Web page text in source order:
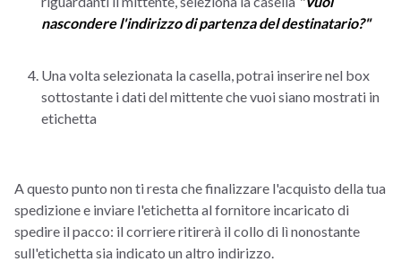
nascondere l'indirizzo di partenza del destinatario?"
Una volta selezionata la casella, potrai inserire nel box
sottostante i dati del mittente che vuoi siano mostrati in
etichetta
A questo punto non ti resta che finalizzare l'acquisto della tua
spedizione e inviare l'etichetta al fornitore incaricato di
spedire il pacco: il corriere ritirerà il collo di lì nonostante
sull'etichetta sia indicato un altro indirizzo.